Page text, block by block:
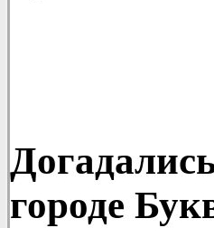
городе